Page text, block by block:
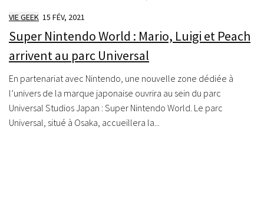
VIE GEEK 15 FÉV, 2021
Super Nintendo World : Mario, Luigi et Peach
arrivent au parc Universal
En partenariat avec Nintendo, une nouvelle zone dédiée à
l’univers de la marque japonaise ouvrira au sein du parc
Universal Studios Japan : Super Nintendo World. Le parc
Universal, situé à Osaka, accueillera la...